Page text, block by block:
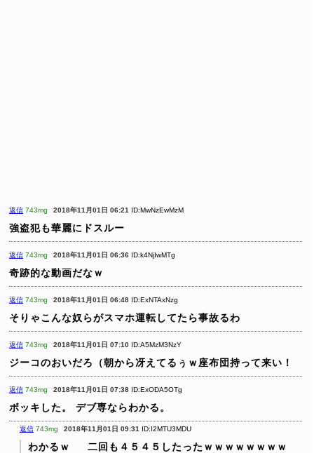
返信 743mg 2018年11月01日 06:21 ID:MwNzEwMzM
強盗犯も華麗にドスルー
返信 743mg 2018年11月01日 06:36 ID:k4NjIwMTg
奇跡的な動画だなｗ
返信 743mg 2018年11月01日 06:48 ID:ExNTAxNzg
そりゃこんな奴らがスマホ運転してたら事故るわ
返信 743mg 2018年11月01日 07:10 ID:A5MzM3NzY
ジーコのおいだろ（朝から冴えてるぅｗ座布団持って来い！
返信 743mg 2018年11月01日 07:38 ID:ExODA5OTg
ボッキした。 デブ専ならわかる。
返信 743mg 2018年11月01日 09:31 ID:I2MTU3MDU
わかるｗ 二回も４５４５したったｗｗｗｗｗｗｗｗ